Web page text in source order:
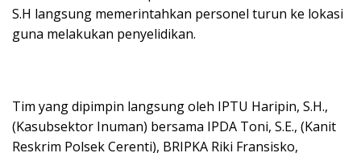
S.H langsung memerintahkan personel turun ke lokasi
guna melakukan penyelidikan.
Tim yang dipimpin langsung oleh IPTU Haripin, S.H.,
(Kasubsektor Inuman) bersama IPDA Toni, S.E., (Kanit
Reskrim Polsek Cerenti), BRIPKA Riki Fransisko,